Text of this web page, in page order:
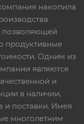
накопила
позволяющей
продуктивные
Одним из
являются
и
в наличии,
и поставки. Имея
многолетним